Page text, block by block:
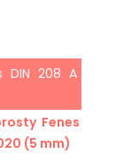
DIN 208 A
Fenes
(5 mm)